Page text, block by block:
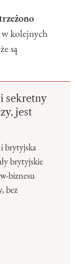
kolejnych
są
sekretny
jest
brytyjska
brytyjskie
biznesu
bez